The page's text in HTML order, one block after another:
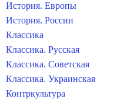
История. Европы
История. России
Классика
Классика. Русская
Классика. Советская
Классика. Украинская
Контркультура